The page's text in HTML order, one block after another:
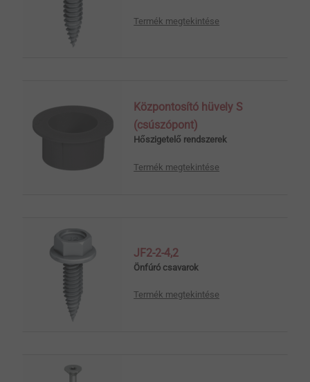
Termék megtekintése
Központosító hüvely S
(csúszópont)
Hőszigetelő rendszerek
Termék megtekintése
JF2-2-4,2
Önfúró csavarok
Termék megtekintése